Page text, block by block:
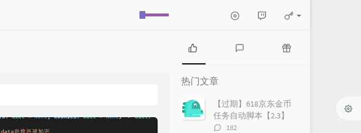
热
门
文
章
论
章
热门文章
【过期】618京东金币
任务自动脚本【2.3】
评
182